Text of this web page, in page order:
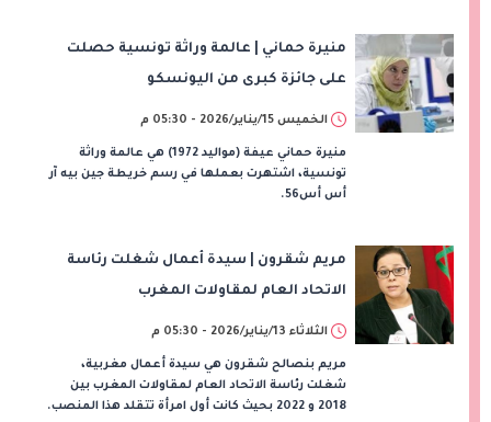
منيرة حماني | عالمة وراثة تونسية حصلت
على جائزة كبرى من اليونسكو
الخميس 15/يناير/2026 - 05:30 م
منيرة حماني عيفة (مواليد 1972) هي عالمة وراثة
تونسية، اشتهرت بعملها في رسم خريطة جين بيه آر
أس أس56.
مريم شقرون | سيدة أعمال شغلت رئاسة
الاتحاد العام لمقاولات المغرب
الثلاثاء 13/يناير/2026 - 05:30 م
مريم بنصالح شقرون هي سيدة أعمال مغربية،
شغلت رئاسة الاتحاد العام لمقاولات المغرب بين
2018 و 2022 بحيث كانت أول امرأة تتقلد هذا المنصب.